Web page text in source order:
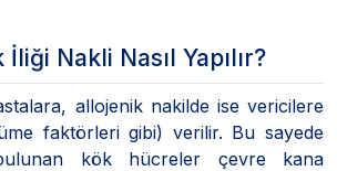
Nakli Nasıl Yapılır?
allojenik nakilde ise vericilere
faktörleri gibi) verilir. Bu sayede
kök hücreler çevre kana